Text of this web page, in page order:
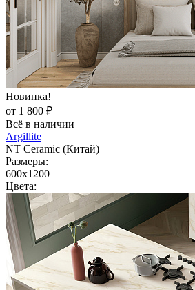
Новинка!
от 1 800 ₽
Всё в наличии
Argillite
NT Ceramic (Китай)
Размеры:
600x1200
Цвета: